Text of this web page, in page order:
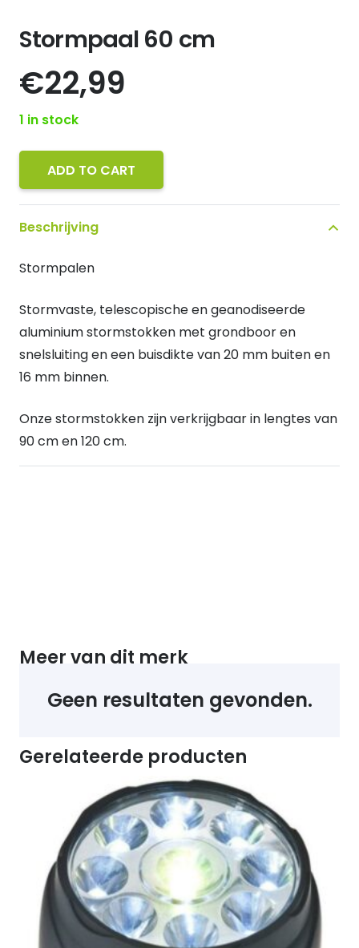
Stormpaal 60 cm
€22,99
1 in stock
ADD TO CART
Beschrijving
Stormpalen
Stormvaste, telescopische en geanodiseerde
aluminium stormstokken met grondboor en
snelsluiting en een buisdikte van 20 mm buiten en
16 mm binnen.
Onze stormstokken zijn verkrijgbaar in lengtes van
90 cm en 120 cm.
Meer van dit merk
Geen resultaten gevonden.
Gerelateerde producten